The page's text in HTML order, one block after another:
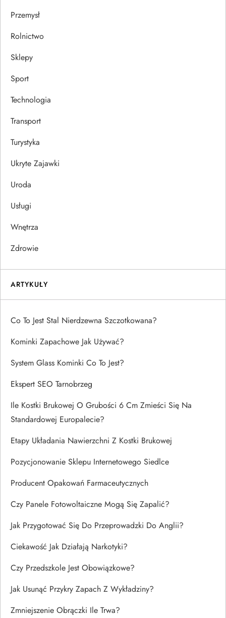
Przemysł
Rolnictwo
Sklepy
Sport
Technologia
Transport
Turystyka
Ukryte Zajawki
Uroda
Usługi
Wnętrza
Zdrowie
ARTYKUŁY
Co To Jest Stal Nierdzewna Szczotkowana?
Kominki Zapachowe Jak Używać?
System Glass Kominki Co To Jest?
Ekspert SEO Tarnobrzeg
Ile Kostki Brukowej O Grubości 6 Cm Zmieści Się Na
Standardowej Europalecie?
Etapy Układania Nawierzchni Z Kostki Brukowej
Pozycjonowanie Sklepu Internetowego Siedlce
Producent Opakowań Farmaceutycznych
Czy Panele Fotowoltaiczne Mogą Się Zapalić?
Jak Przygotować Się Do Przeprowadzki Do Anglii?
Ciekawość Jak Działają Narkotyki?
Czy Przedszkole Jest Obowiązkowe?
Jak Usunąć Przykry Zapach Z Wykładziny?
Zmniejszenie Obrączki Ile Trwa?